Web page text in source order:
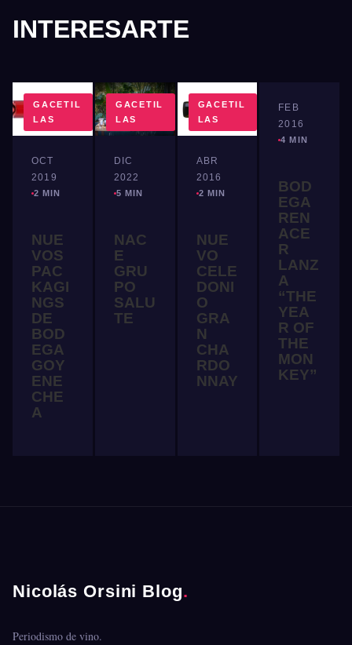
INTERESARTE
GACETIL
LAS
OCT
2019
2 MIN
NUE
VOS
PAC
KAGI
NGS
DE
BOD
EGA
GOY
ENE
CHE
A
GACETIL
LAS
DIC
2022
5 MIN
NAC
E
GRU
PO
SALU
TE
GACETIL
LAS
ABR
2016
2 MIN
NUE
VO
CELE
DONI
O
GRA
N
CHA
RDO
NNAY
GACETIL
LAS
FEB
2016
4 MIN
BOD
EGA
REN
ACE
R
LANZ
A
“THE
YEA
R OF
THE
MON
KEY”
Nicolás Orsini Blog.
Periodismo de vino.